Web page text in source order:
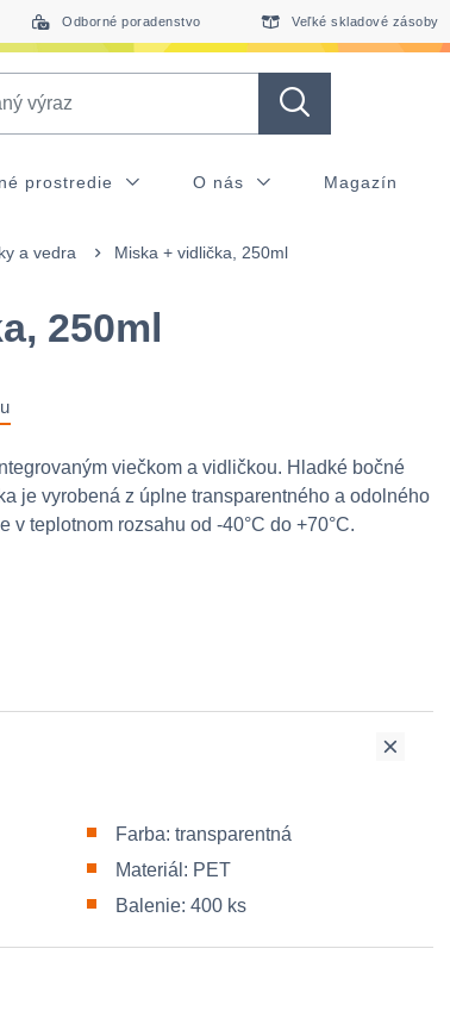
Odborné poradenstvo Veľké skladové zásoby
prostredie O nás Magazín
a vedra Miska + vidlička, 250ml
250ml
viečkom a vidličkou. Hladké bočné
je vyrobená z úplne transparentného a odolného
v teplotnom rozsahu od -40°C do +70°C.
Farba: transparentná
Materiál: PET
Balenie: 400 ks